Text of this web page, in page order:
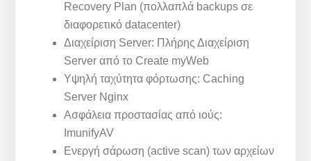
Recovery Plan (πολλαπλά backups σε
διαφορετικό datacenter)
Διαχείριση Server: Πλήρης Διαχείριση
Server από το Create myWeb
Υψηλή ταχύτητα φόρτωσης: Caching
Server Nginx
Ασφάλεια προστασίας από ιούς:
ImunifyAV
Ενεργή σάρωση (active scan) των αρχείων